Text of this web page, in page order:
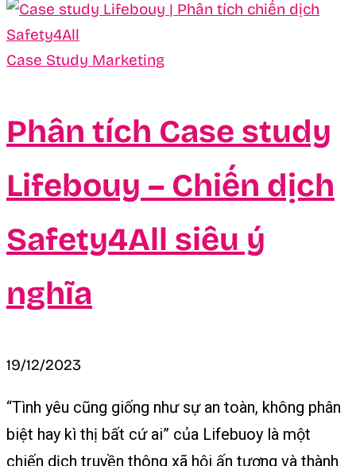
Case Study Marketing
Phân tích Case study
Lifebouy – Chiến dịch
Safety4All siêu ý
nghĩa
19/12/2023
“Tình yêu cũng giống như sự an toàn, không phân
biệt hay kì thị bất cứ ai” của Lifebuoy là một
chiến dịch truyền thông xã hội ấn tượng và thành